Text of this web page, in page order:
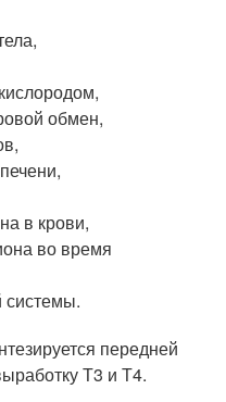
обмен,
в крови,
во время
системы.
передней
Т3 и Т4.